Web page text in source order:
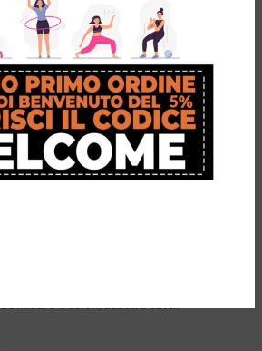
anche per la sicurezza sul luogo di
anche sulle scarpe che
evitando così alcuni incidenti che
i lacci tradizionali: per esempio rimanere
o macchinari o inciampare.
scegliere Caterpy
tradizionali?